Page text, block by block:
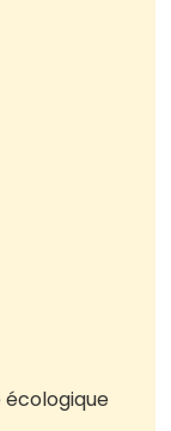
écologique